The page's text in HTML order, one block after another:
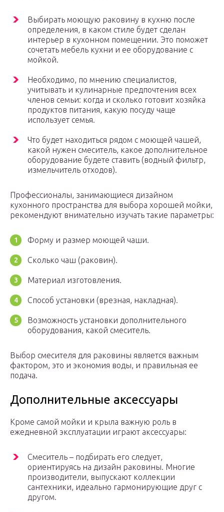
Выбирать моющую раковину в кухню после
определения, в каком стиле будет сделан
интерьер в кухонном помещении. Это поможет
сочетать мебель кухни и ее оборудование с
мойкой.
Необходимо, по мнению специалистов,
учитывать и кулинарные предпочтения всех
членов семьи: когда и сколько готовит хозяйка
продуктов питания, какую посуду чаще
использует семья.
Что будет находиться рядом с моющей чашей,
какой нужен смеситель, какое дополнительное
оборудование будете ставить (водный фильтр,
измельчитель отходов).
Профессионалы, занимающиеся дизайном
кухонного пространства для выбора хорошей мойки,
рекомендуют внимательно изучать такие параметры:
Форму и размер моющей чаши.
Сколько чаш (раковин).
Материал изготовления.
Способ установки (врезная, накладная).
Возможность установки дополнительного
оборудования, какой смеситель.
Выбор смесителя для раковины является важным
фактором, это и экономия воды, и правильная ее
подача.
Дополнительные аксессуары
Кроме самой мойки и крыла важную роль в
ежедневной эксплуатации играют аксессуары:
Смеситель – подбирать его следует,
ориентируясь на дизайн раковины. Многие
производители, выпускают коллекции
сантехники, идеально гармонирующие друг с
другом.